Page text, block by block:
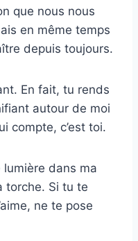
que nous nous
en même temps
depuis toujours.
En fait, tu rends
autour de moi
compte, c’est toi.
dans ma
torche. Si tu te
ne te pose